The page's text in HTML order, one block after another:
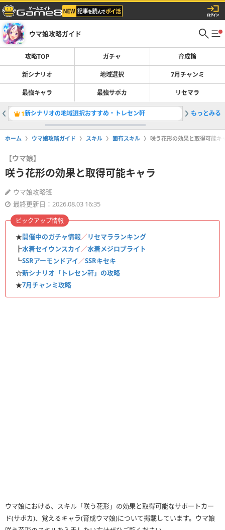
ウマ娘攻略ガイド
攻略TOP ガチャ 育成論
新シナリオ 地域選択 7月チャンミ
最強キャラ 最強サポカ リセマラ
1新シナリオの地域選択おすすめ・トレセン軒 2ラーメ
もっとみる
ホーム ウマ娘攻略ガイド スキル 固有スキル 咲う花形の効果と取得可能キ
【ウマ娘】
咲う花形の効果と取得可能キャラ
ウマ娘攻略班
最終更新日：2026.08.03 16:35
★開催中のガチャ情報／リセマラランキング
┣水着セイウンスカイ／水着メジロブライト
┗SSRアーモンドアイ／SSRキセキ
☆新シナリオ「トレセン軒」の攻略
★7月チャンミ攻略
ピックアップ情報
ウマ娘における、スキル「咲う花形」の効果と取得可能なサポートカー
ド(サポカ)、覚えるキャラ(育成ウマ娘)について掲載しています。ウマ娘